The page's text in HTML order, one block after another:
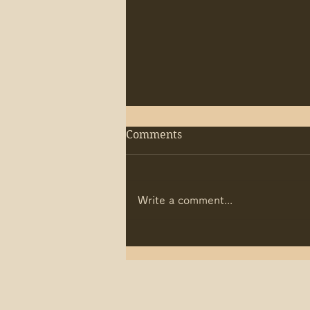
【㊗️FUYAPOINT新會員系統
START！】
Comments
Write a comment...